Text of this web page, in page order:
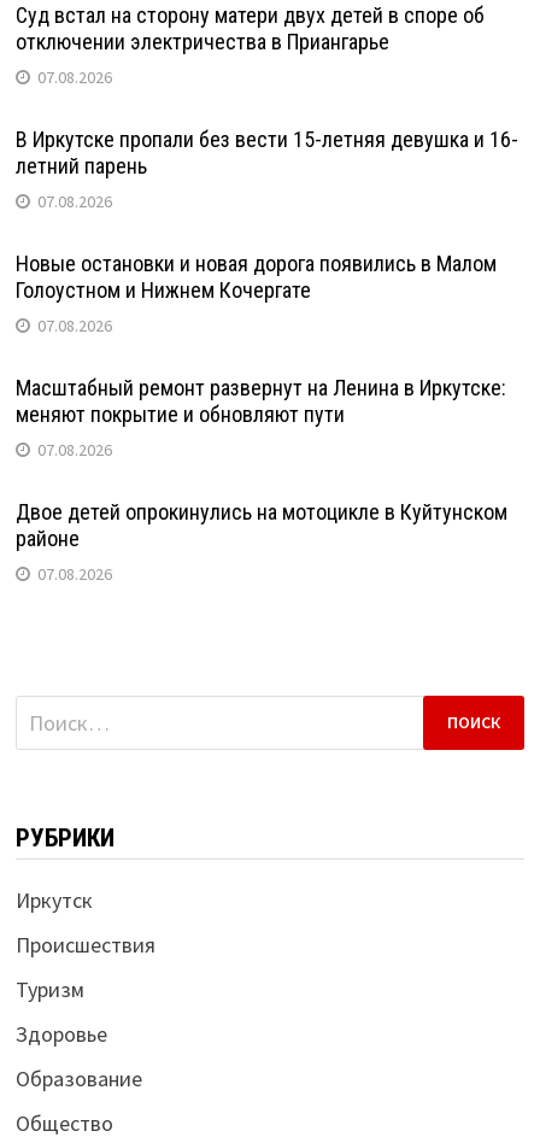
Суд встал на сторону матери двух детей в споре об
отключении электричества в Приангарье
07.08.2026
В Иркутске пропали без вести 15-летняя девушка и 16-
летний парень
07.08.2026
Новые остановки и новая дорога появились в Малом
Голоустном и Нижнем Кочергате
07.08.2026
Масштабный ремонт развернут на Ленина в Иркутске:
меняют покрытие и обновляют пути
07.08.2026
Двое детей опрокинулись на мотоцикле в Куйтунском
районе
07.08.2026
Найти:
РУБРИКИ
Иркутск
Происшествия
Туризм
Здоровье
Образование
Общество